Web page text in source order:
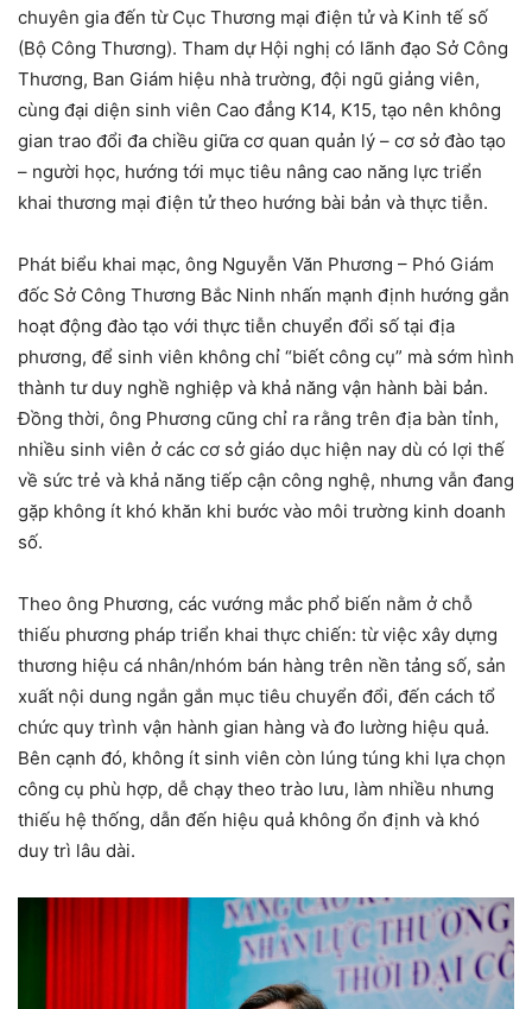
chuyên gia đến từ Cục Thương mại điện tử và Kinh tế số
(Bộ Công Thương). Tham dự Hội nghị có lãnh đạo Sở Công
Thương, Ban Giám hiệu nhà trường, đội ngũ giảng viên,
cùng đại diện sinh viên Cao đẳng K14, K15, tạo nên không
gian trao đổi đa chiều giữa cơ quan quản lý – cơ sở đào tạo
– người học, hướng tới mục tiêu nâng cao năng lực triển
khai thương mại điện tử theo hướng bài bản và thực tiễn.
Phát biểu khai mạc, ông Nguyễn Văn Phương – Phó Giám
đốc Sở Công Thương Bắc Ninh nhấn mạnh định hướng gắn
hoạt động đào tạo với thực tiễn chuyển đổi số tại địa
phương, để sinh viên không chỉ “biết công cụ” mà sớm hình
thành tư duy nghề nghiệp và khả năng vận hành bài bản.
Đồng thời, ông Phương cũng chỉ ra rằng trên địa bàn tỉnh,
nhiều sinh viên ở các cơ sở giáo dục hiện nay dù có lợi thế
về sức trẻ và khả năng tiếp cận công nghệ, nhưng vẫn đang
gặp không ít khó khăn khi bước vào môi trường kinh doanh
số.
Theo ông Phương, các vướng mắc phổ biến nằm ở chỗ
thiếu phương pháp triển khai thực chiến: từ việc xây dựng
thương hiệu cá nhân/nhóm bán hàng trên nền tảng số, sản
xuất nội dung ngắn gắn mục tiêu chuyển đổi, đến cách tổ
chức quy trình vận hành gian hàng và đo lường hiệu quả.
Bên cạnh đó, không ít sinh viên còn lúng túng khi lựa chọn
công cụ phù hợp, dễ chạy theo trào lưu, làm nhiều nhưng
thiếu hệ thống, dẫn đến hiệu quả không ổn định và khó
duy trì lâu dài.